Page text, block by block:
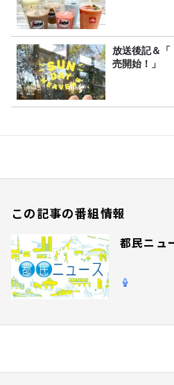
放送後記＆「
売開始！」
この記事の番組情報
都民ニュ